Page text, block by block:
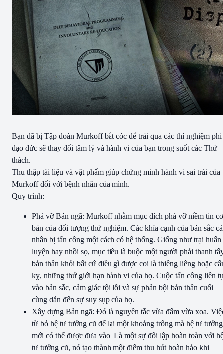
Bạn đã bị Tập đoàn Murkoff bắt cóc để trải qua các thí nghiệm phi
đạo đức sẽ thay đổi tâm lý và hành vi của bạn trong suốt các Thử
thách.
Thu thập tài liệu và vật phẩm giúp chứng minh hành vi sai trái của
Murkoff đối với bệnh nhân của mình.
Quy trình:
Phá vỡ Bản ngã: Murkoff nhằm mục đích phá vỡ niềm tin cơ
bản của đối tượng thử nghiệm. Các khía cạnh của bản sắc cá
nhân bị tấn công một cách có hệ thống. Giống như trại huấn
luyện hay nhồi sọ, mục tiêu là buộc một người phải thanh
bản thân khỏi bất cứ điều gì được coi là thiêng liêng hoặc
kỵ, những thứ giới hạn hành vi của họ. Cuộc tấn công liên
vào bản sắc, cảm giác tội lỗi và sự phản bội bản thân cuối
cùng dẫn đến sự suy sụp của họ.
Xây dựng Bản ngã: Đó là nguyên tắc vừa đấm vừa xoa.
từ bỏ hệ tư tưởng cũ để lại một khoảng trống mà hệ tư tưởng
mới có thể được đưa vào. Là một sự đối lập hoàn toàn với hệ
tư tưởng cũ, nó tạo thành một điểm thu hút hoàn hảo khi